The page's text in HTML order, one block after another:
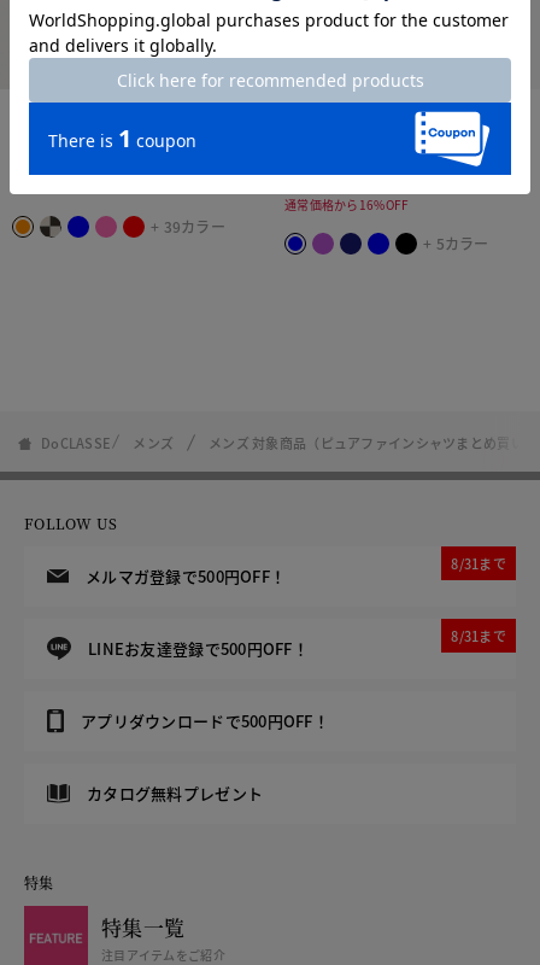
まとめ買い対象
ピュアファイン・先染めオック
スシャツ 長袖
5,990 ￥6,589
+ 39カラー
time sale new まとめ買い対象
ピュアファイン・先染めオック
¥4,990 ￥5,489
通常価格から16%OFF
+ 5カラー
DoCLASSE メンズ メンズ 対象商品（ピュアファインシャツまとめ買い）
FOLLOW US
メルマガ登録で500円OFF！
8/31まで
LINEお友達登録で500円OFF！
8/31まで
アプリダウンロードで500円OFF！
カタログ無料プレゼント
特集
特集一覧
注目アイテムをご紹介